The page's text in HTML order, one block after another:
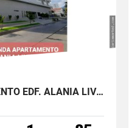
SE VENDE APARTAMENTO EDF. ALANIA LIVING